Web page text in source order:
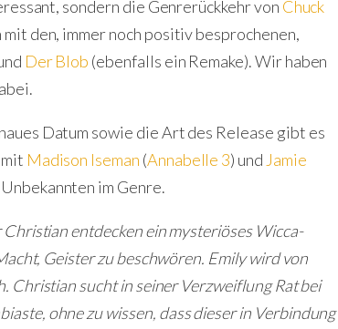
sondern die Genrerückkehr von Chuck
den, immer noch positiv besprochenen,
Der Blob (ebenfalls ein Remake). Wir haben
Datum sowie die Art des Release gibt es
Madison Iseman (Annabelle 3) und Jamie
im Genre.
entdecken ein mysteriöses Wicca-
Geister zu beschwören. Emily wird von
Christian sucht in seiner Verzweiflung Rat bei
ohne zu wissen, dass dieser in Verbindung